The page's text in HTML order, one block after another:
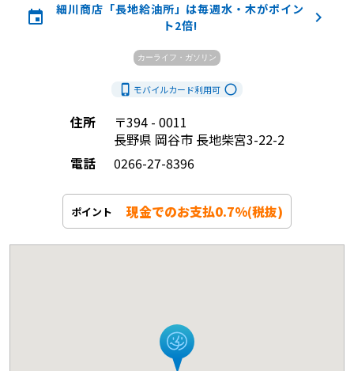
event
細川商店「長地給油所」は毎週水・木がポイン
ト2倍!
keyboard_arrow_right
カーライフ・ガソリン
phone_iphone モバイルカード利用可 radio_button_unchecked
住所
〒394 - 0011
長野県 岡谷市 長地柴宮3-22-2
電話
0266-27-8396
ポイント 現金でのお支払0.7%(税抜)